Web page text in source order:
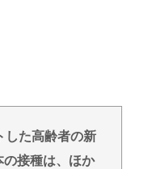
しまうｗｗｗ
告、求刑7年直後に
した高齢者の新
接種は、ほか